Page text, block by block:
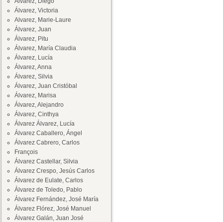
Álvarez, Victoria
Alvarez, Marie-Laure
Álvarez, Juan
Álvarez, Pitu
Álvarez, María Claudia
Álvarez, Lucía
Álvarez, Anna
Álvarez, Silvia
Álvarez, Juan Cristóbal
Álvarez, Marisa
Álvarez, Alejandro
Álvarez, Cinthya
Álvarez Álvarez, Lucía
Álvarez Caballero, Ángel
Álvarez Cabrero, Carlos
François
Álvarez Castellar, Silvia
Álvarez Crespo, Jesús Carlos
Álvarez de Eulate, Carlos
Álvarez de Toledo, Pablo
Álvarez Fernández, José María
Álvarez Flórez, José Manuel
Álvarez Galán, Juan José